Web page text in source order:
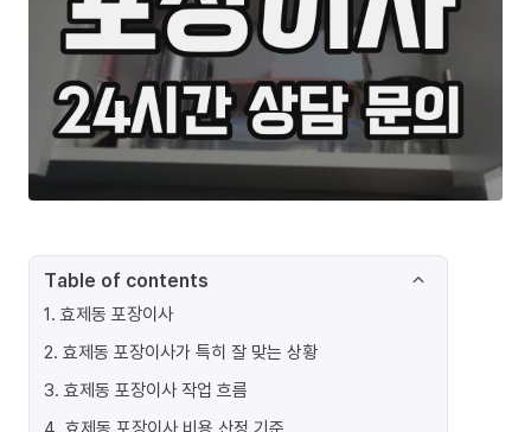
Table of contents
1. 효제동 포장이사
2. 효제동 포장이사가 특히 잘 맞는 상황
3. 효제동 포장이사 작업 흐름
4. 효제동 포장이사 비용 산정 기준